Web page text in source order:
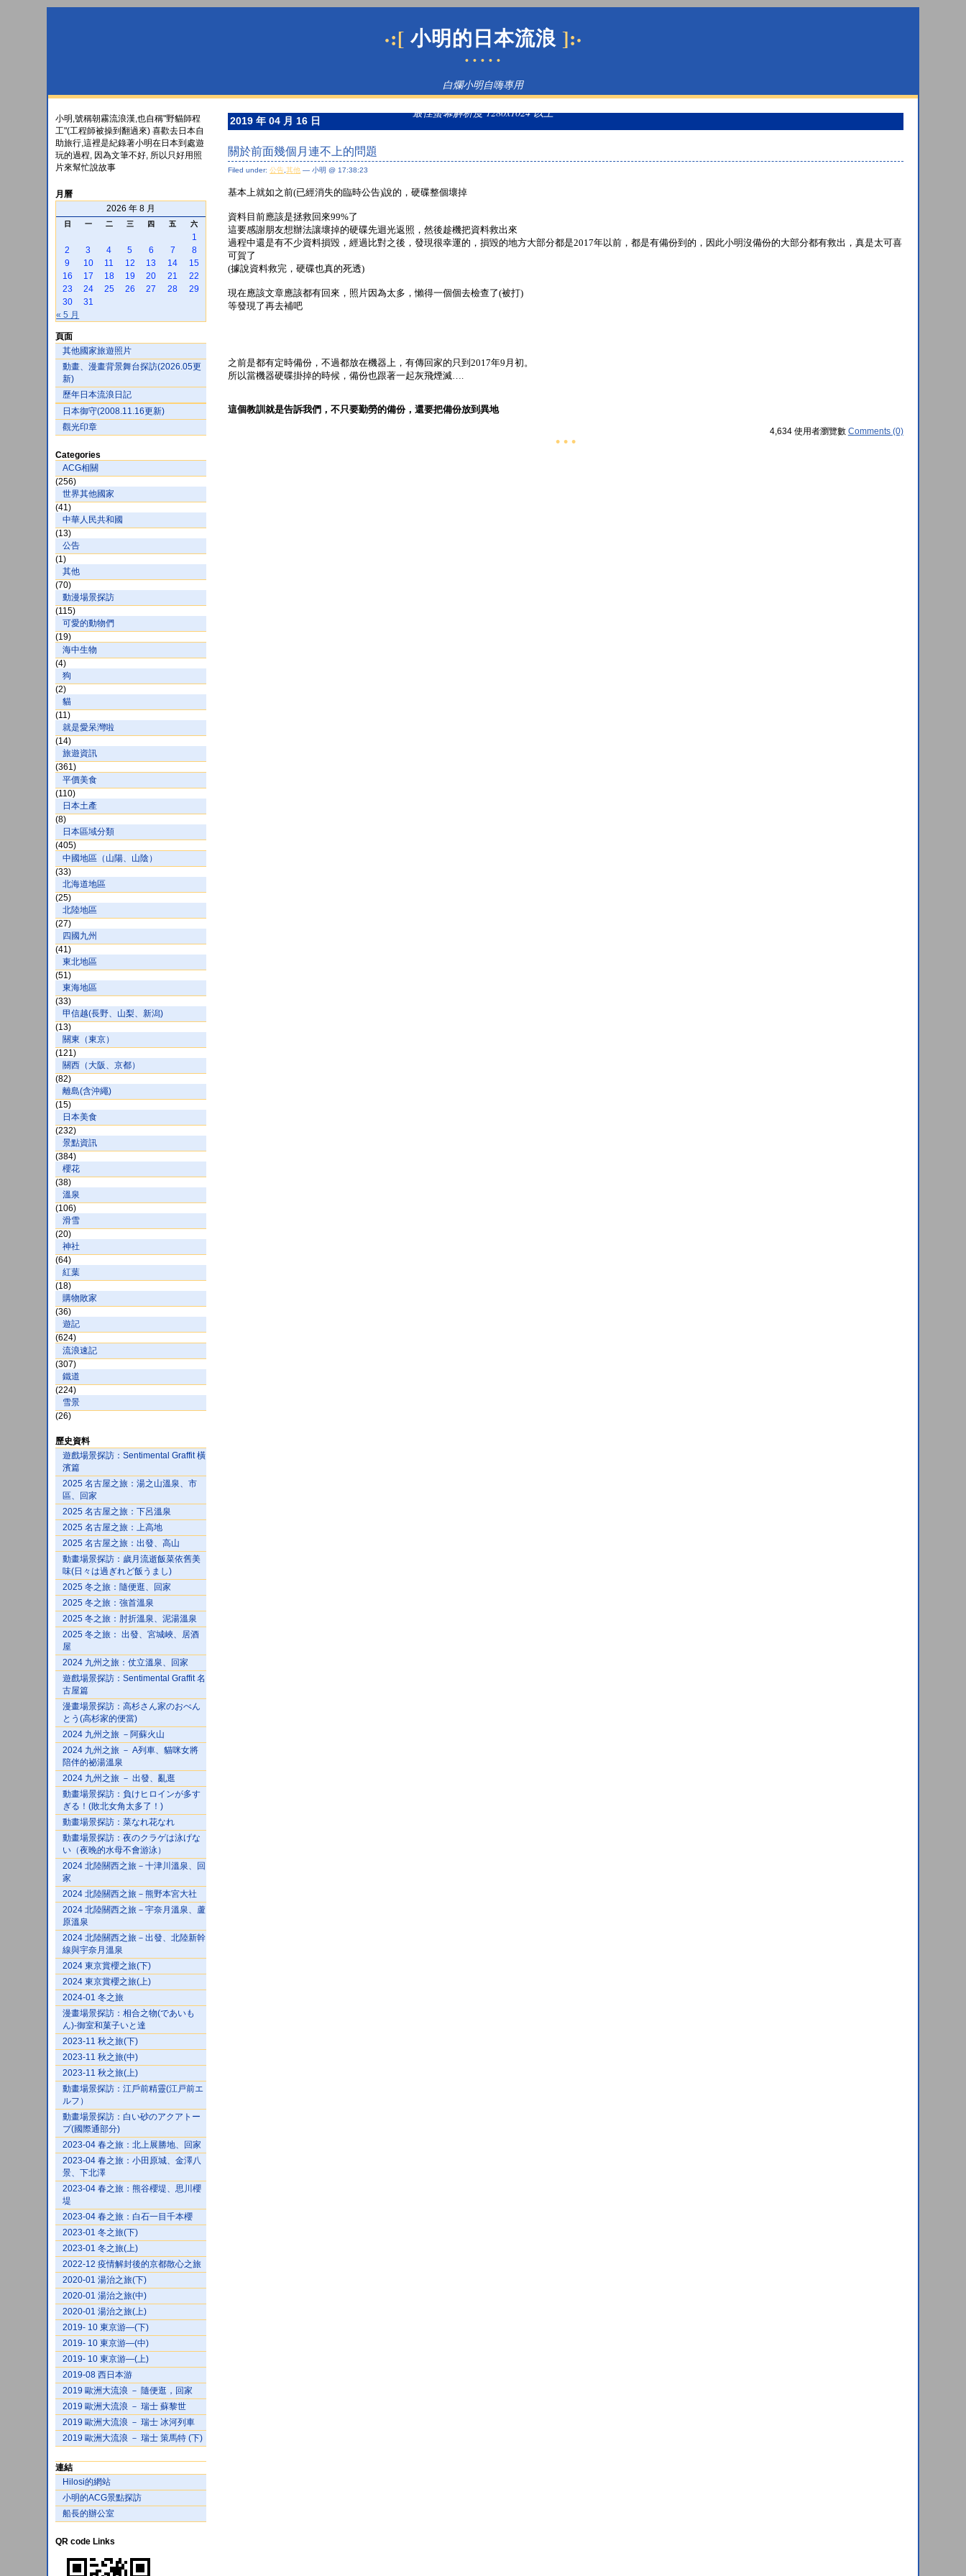
·:[ 小明的日本流浪]:·
• • • • •
白爛小明自嗨專用
最佳螢幕解析度 1280x1024 以上
小明,號稱朝霧流浪漢,也自稱"野貓師程
工"(工程師被操到翻過來) 喜歡去日本自
助旅行,這裡是紀錄著小明在日本到處遊
玩的過程, 因為文筆不好, 所以只好用照
片來幫忙說故事
月曆
2026 年 8 月
日 一 二 三 四 五 六
1
2
3 4 5 6 7
8
9
10 11 12 13 14
15
16
17 18 19 20 21
22
23
24 25 26 27 28
29
30
31
« 5 月
頁面
其他國家旅遊照片
動畫、漫畫背景舞台探訪(2026.05更
新)
歷年日本流浪日記
日本御守(2008.11.16更新)
觀光印章
Categories
ACG相關
(256)
世界其他國家
(41)
中華人民共和國
(13)
公告
(1)
其他
(70)
動漫場景探訪
(115)
可愛的動物們
(19)
海中生物
(4)
狗
(2)
貓
(11)
就是愛呆灣啦
(14)
旅遊資訊
(361)
平價美食
(110)
日本土產
(8)
日本區域分類
(405)
中國地區（山陽、山陰）
(33)
北海道地區
(25)
北陸地區
(27)
四國九州
(41)
東北地區
(51)
東海地區
(33)
甲信越(長野、山梨、新潟)
(13)
關東（東京）
(121)
關西（大阪、京都）
(82)
離島(含沖繩)
(15)
日本美食
(232)
景點資訊
(384)
櫻花
(38)
溫泉
(106)
滑雪
(20)
神社
(64)
紅葉
(18)
購物敗家
(36)
遊記
(624)
流浪速記
(307)
鐵道
(224)
雪景
(26)
歷史資料
遊戲場景探訪：Sentimental Graffit 橫
濱篇
2025 名古屋之旅：湯之山溫泉、市
區、回家
2025 名古屋之旅：下呂溫泉
2025 名古屋之旅：上高地
2025 名古屋之旅：出發、高山
動畫場景探訪：歲月流逝飯菜依舊美
味(日々は過ぎれど飯うまし)
2025 冬之旅：隨便逛、回家
2025 冬之旅：強首溫泉
2025 冬之旅：肘折溫泉、泥湯溫泉
2025 冬之旅： 出發、宮城峽、居酒
屋
2024 九州之旅：仗立溫泉、回家
遊戲場景探訪：Sentimental Graffit 名
古屋篇
漫畫場景探訪：高杉さん家のおべん
とう(高杉家的便當)
2024 九州之旅 －阿蘇火山
2024 九州之旅 － A列車、貓咪女將
陪伴的祕湯溫泉
2024 九州之旅 － 出發、亂逛
動畫場景探訪：負けヒロインが多す
ぎる！(敗北女角太多了！)
動畫場景探訪：菜なれ花なれ
動畫場景探訪：夜のクラゲは泳げな
い（夜晚的水母不會游泳）
2024 北陸關西之旅－十津川溫泉、回
家
2024 北陸關西之旅－熊野本宮大社
2024 北陸關西之旅－宇奈月溫泉、蘆
原溫泉
2024 北陸關西之旅－出發、北陸新幹
線與宇奈月溫泉
2024 東京賞櫻之旅(下)
2024 東京賞櫻之旅(上)
2024-01 冬之旅
漫畫場景探訪：相合之物(であいも
ん)-御室和菓子いと達
2023-11 秋之旅(下)
2023-11 秋之旅(中)
2023-11 秋之旅(上)
動畫場景探訪：江戶前精靈(江戸前エ
ルフ）
動畫場景探訪：白い砂のアクアトー
プ(國際通部分)
2023-04 春之旅：北上展勝地、回家
2023-04 春之旅：小田原城、金澤八
景、下北澤
2023-04 春之旅：熊谷櫻堤、思川櫻
堤
2023-04 春之旅：白石一目千本櫻
2023-01 冬之旅(下)
2023-01 冬之旅(上)
2022-12 疫情解封後的京都散心之旅
2020-01 湯治之旅(下)
2020-01 湯治之旅(中)
2020-01 湯治之旅(上)
2019- 10 東京游—(下)
2019- 10 東京游—(中)
2019- 10 東京游—(上)
2019-08 西日本游
2019 歐洲大流浪 － 隨便逛，回家
2019 歐洲大流浪 － 瑞士 蘇黎世
2019 歐洲大流浪 － 瑞士 冰河列車
2019 歐洲大流浪 － 瑞士 策馬特 (下)
連結
Hilosi的網站
小明的ACG景點探訪
船長的辦公室
QR code Links
2019 年 04 月 16 日
關於前面幾個月連不上的問題
Filed under:公告 ,其他 — 小明 @ 17:38:23
基本上就如之前(已經消失的臨時公告)說的，硬碟整個壞掉
資料目前應該是拯救回來99%了
這要感謝朋友想辦法讓壞掉的硬碟先迴光返照，然後趁機把資料救出來
過程中還是有不少資料損毀，經過比對之後，發現很幸運的，損毀的地方大部分都是2017年以前，都是有備份到的，因此小明沒備份的大部分都有救出，真是太可喜
可賀了
(據說資料救完，硬碟也真的死透)
現在應該文章應該都有回來，照片因為太多，懶得一個個去檢查了(被打)
等發現了再去補吧
之前是都有定時備份，不過都放在機器上，有傳回家的只到2017年9月初。
所以當機器硬碟掛掉的時候，備份也跟著一起灰飛煙滅….
這個教訓就是告訴我們，不只要勤勞的備份，還要把備份放到異地
4,634 使用者瀏覽數 Comments (0)
• • •